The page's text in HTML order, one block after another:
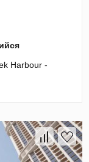
Harbour -